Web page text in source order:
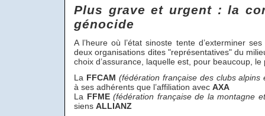
Plus grave et urgent : la
génocide
A l’heure où l’état sinoste tente d’exterminer
deux organisations dites "représentatives" du
choix d’assurance, laquelle est, pour beaucoup, le
La FFCAM (fédération française des clubs alpins
à ses adhérents que l’affiliation avec AXA
La FFME (fédération française de la montagne
siens ALLIANZ